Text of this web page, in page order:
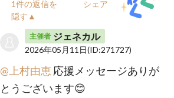
1件の返信を
隠す▲
シェア
主催者 ジェネカル
2026年05月11日(ID:271727)
@上村由恵応援メッセージありが
とうございます😊